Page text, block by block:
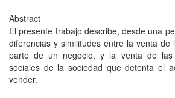
Abstract
El presente trabajo describe, desde una
diferencias y similitudes entre la venta de
parte de un negocio, y la venta de las
sociales de la sociedad que detenta el
vender.